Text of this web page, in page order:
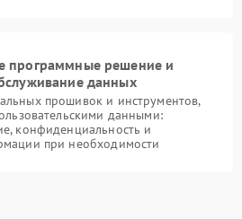
программные решение и
данных
прошивок и инструментов,
данными:
конфиденциальность и
при необходимости